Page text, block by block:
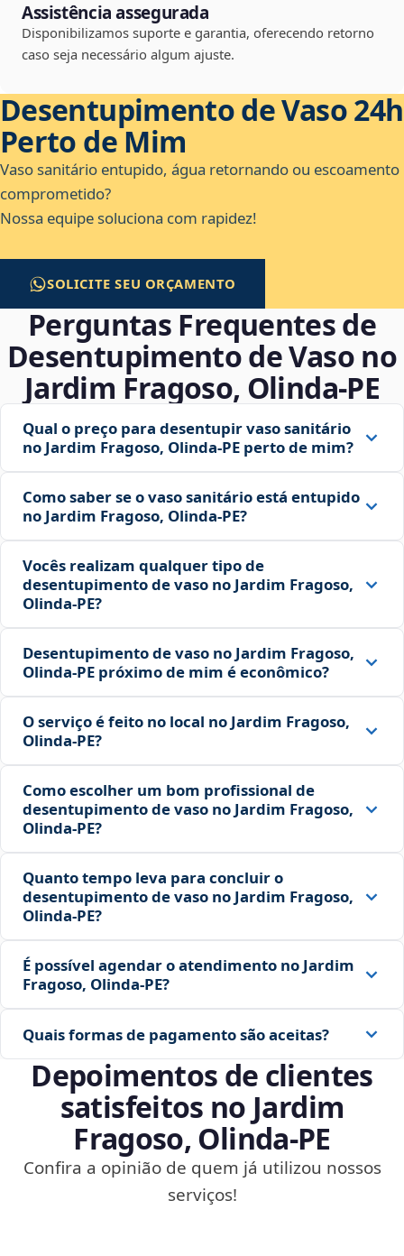
Assistência assegurada
Disponibilizamos suporte e garantia, oferecendo retorno
caso seja necessário algum ajuste.
Desentupimento de Vaso 24h
Perto de Mim
Vaso sanitário entupido, água retornando ou escoamento
comprometido?
Nossa equipe soluciona com rapidez!
SOLICITE SEU ORÇAMENTO
Perguntas Frequentes de
Desentupimento de Vaso no
Jardim Fragoso, Olinda‑PE
Qual o preço para desentupir vaso sanitário
no Jardim Fragoso, Olinda‑PE perto de mim?
Como saber se o vaso sanitário está entupido
no Jardim Fragoso, Olinda‑PE?
Vocês realizam qualquer tipo de
desentupimento de vaso no Jardim Fragoso,
Olinda‑PE?
Desentupimento de vaso no Jardim Fragoso,
Olinda‑PE próximo de mim é econômico?
O serviço é feito no local no Jardim Fragoso,
Olinda‑PE?
Como escolher um bom profissional de
desentupimento de vaso no Jardim Fragoso,
Olinda‑PE?
Quanto tempo leva para concluir o
desentupimento de vaso no Jardim Fragoso,
Olinda‑PE?
É possível agendar o atendimento no Jardim
Fragoso, Olinda‑PE?
Quais formas de pagamento são aceitas?
Depoimentos de clientes
satisfeitos no Jardim
Fragoso, Olinda‑PE
Confira a opinião de quem já utilizou nossos
serviços!